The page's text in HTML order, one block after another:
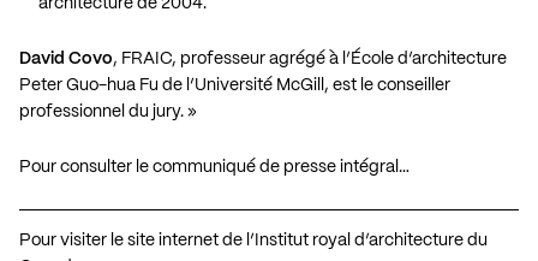
David Covo, FRAIC, professeur agrégé à l’École d’architecture
Peter Guo-hua Fu de l’Université McGill, est le conseiller
professionnel du jury. »
Pour consulter le communiqué de presse intégral…
Pour visiter le site internet de l’Institut royal d’architecture du